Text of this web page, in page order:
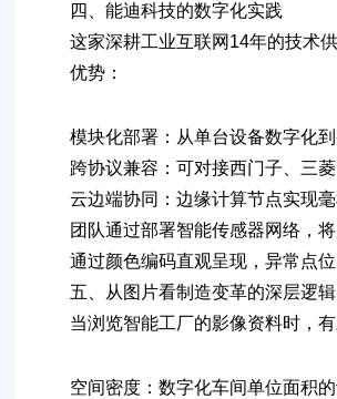
四、能迪科技的数字化实践
这家深耕工业互联网14年的技术
优势：
模块化部署 ：从单台设备数字化
跨协议兼容 ：可对接西门子、三
云边端协同 ：边缘计算节点实现
团队通过部署智能传感器网络，
通过颜色编码直观呈现，异常点位
五、从图片看制造变革的深层逻辑
当浏览智能工厂的影像资料时，
空间密度 ：数字化车间单位面积